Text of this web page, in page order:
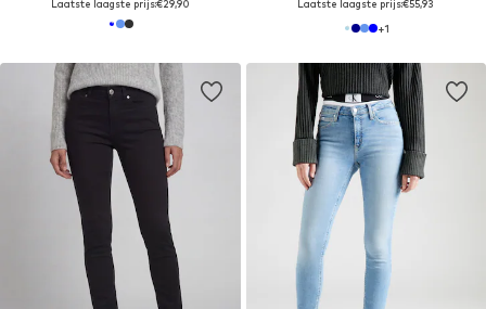
Laatste laagste prijs:€29,90 Laatste laagste prijs:€55,93
+1